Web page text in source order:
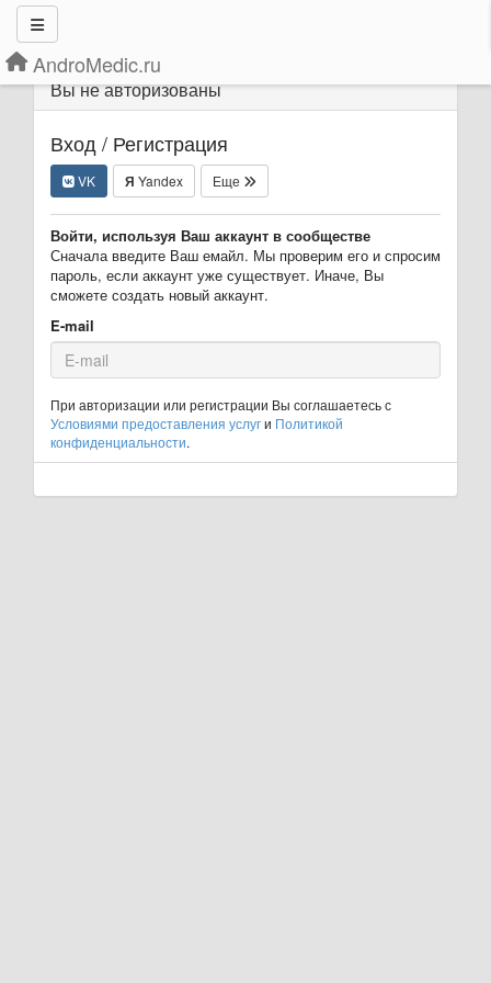
AndroMedic.ru
Вы не авторизованы
Вход / Регистрация
VK Я Yandex Еще
Войти, используя Ваш аккаунт в сообществе
Сначала введите Ваш емайл. Мы проверим его и спросим
пароль, если аккаунт уже существует. Иначе, Вы
сможете создать новый аккаунт.
E-mail
При авторизации или регистрации Вы соглашаетесь с
Условиями предоставления услуги Политикой
конфиденциальности.